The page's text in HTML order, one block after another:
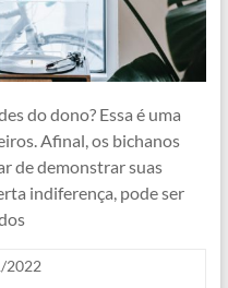
do dono? Essa é uma
Afinal, os bichanos
de demonstrar suas
indiferença, pode ser
2022